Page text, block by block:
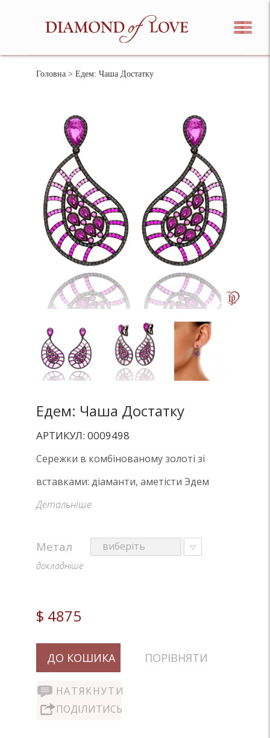
Головна > Едем: Чаша Достатку
Едем: Чаша Достатку
АРТИКУЛ: 0009498
Сережки в комбінованому золоті зі
вставками: діаманти, аметісти Эдем
Детальніше
Метал
докладніше
$ 4875
ДО КОШИКА ПОРІВНЯТИ
НАТЯКНУТИ
ПОДІЛИТИСЬ